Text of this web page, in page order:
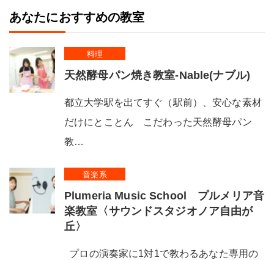
あなたにおすすめの教室
料理
天然酵母パン焼き教室-Nable(ナブル)
都立大学駅を出てすぐ（駅前）、安心な素材
だけにとことん こだわった天然酵母パン
教…
音楽系
Plumeria Music School プルメリア音
楽教室〈サウンドスタジオノア自由が
丘〉
プロの演奏家に1対1で教わるあなた専用の